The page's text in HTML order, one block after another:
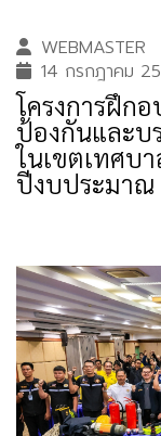
WEBMASTER
14 กรกฎาคม
โครงการฝึก
ป้องกันและบ
ในเขตเทศบ
ปีงบประมาณ